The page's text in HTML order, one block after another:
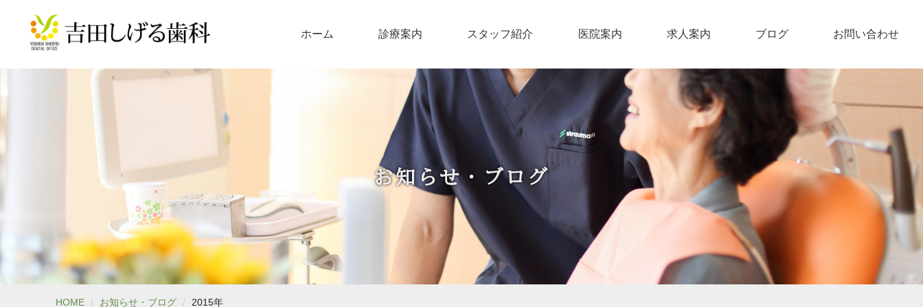
ホーム 診療案内 スタッフ紹介 医院案内 求人案内 ブログ お問い合わせ
お知らせ・ブログ
HOME お知らせ・ブログ 2015年